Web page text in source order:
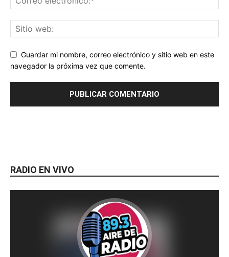
Guardar mi nombre, correo electrónico y sitio web en este
navegador la próxima vez que comente.
RADIO EN VIVO